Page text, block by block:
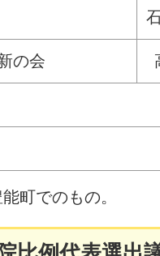
の会
町でのもの。